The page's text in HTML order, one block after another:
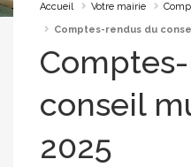
Accueil Votre mairie
Comptes-rendus du
conseil
2025